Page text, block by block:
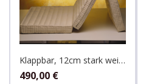
Klappbar, 12cm stark weicher befüllt 100 x 200
490,00 €